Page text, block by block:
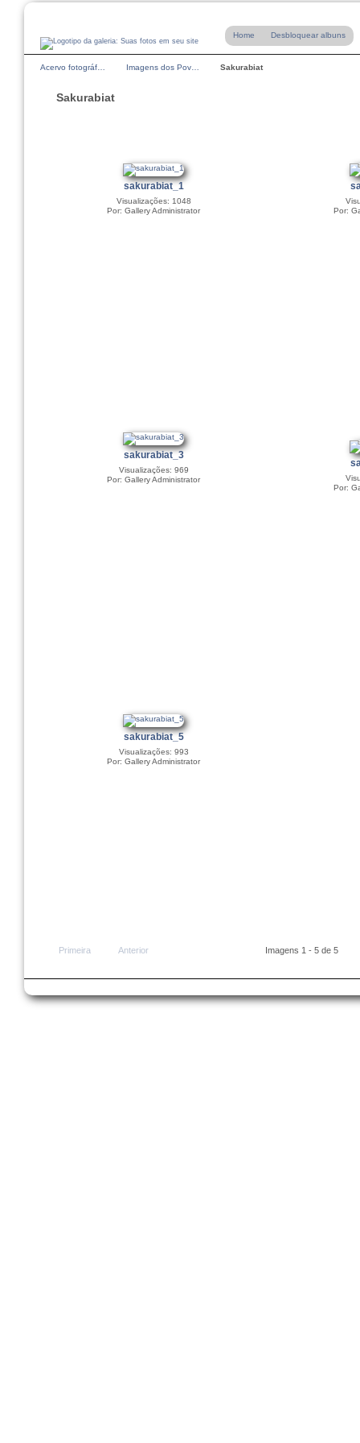
Home Desbloquear albuns
Acervo fotográf… Imagens dos Pov… Sakurabiat
Sakurabiat
sakurabiat_1
Visualizações: 1048
Por: Gallery Administrator
Por:
sakurabiat_3
Visualizações: 969
Por: Gallery Administrator
Por:
sakurabiat_5
Visualizações: 993
Por: Gallery Administrator
Primeira Anterior Imagens 1 - 5 de 5